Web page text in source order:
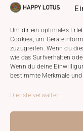
Um dir ein optimales
Cookies, um
zuzugreifen. Wenn du
wie das Surfverhalten
Wenn du deine
bestimmte Merkmale
Dienste verwalten
AGB